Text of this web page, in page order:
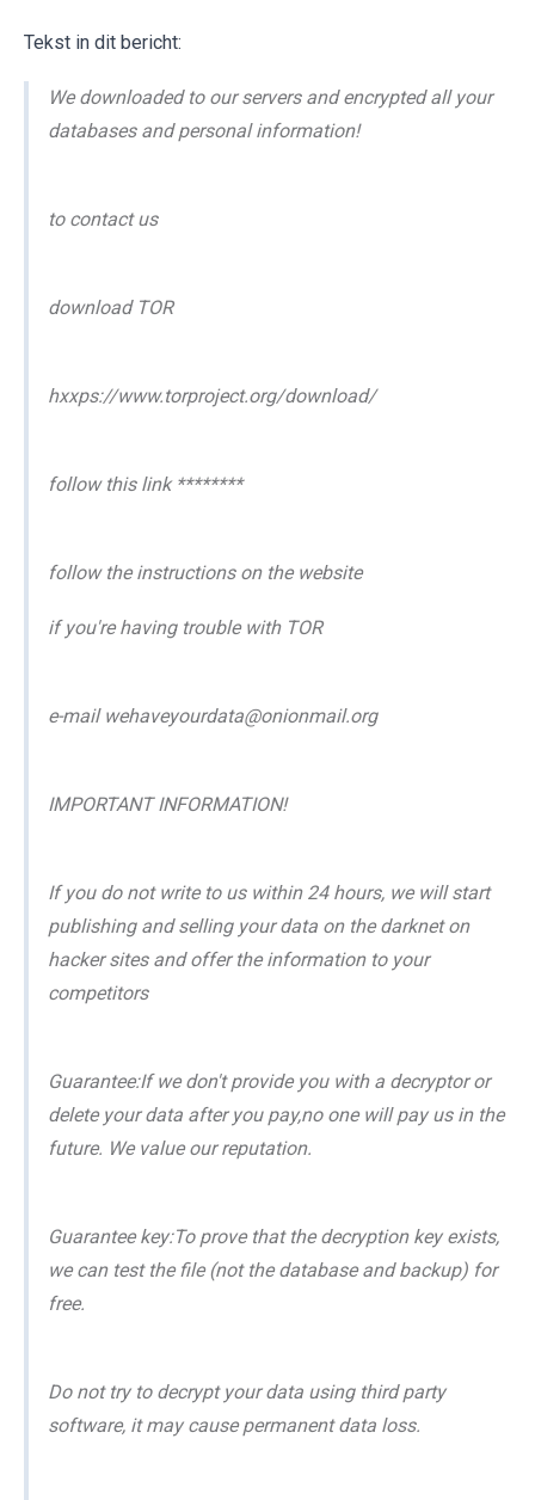
Tekst in dit bericht:
We downloaded to our servers and encrypted all your
databases and personal information!
to contact us
download TOR
hxxps://www.torproject.org/download/
follow this link ********
follow the instructions on the website
if you're having trouble with TOR
e-mail wehaveyourdata@onionmail.org
IMPORTANT INFORMATION!
If you do not write to us within 24 hours, we will start
publishing and selling your data on the darknet on
hacker sites and offer the information to your
competitors
Guarantee:If we don't provide you with a decryptor or
delete your data after you pay,no one will pay us in the
future. We value our reputation.
Guarantee key:To prove that the decryption key exists,
we can test the file (not the database and backup) for
free.
Do not try to decrypt your data using third party
software, it may cause permanent data loss.